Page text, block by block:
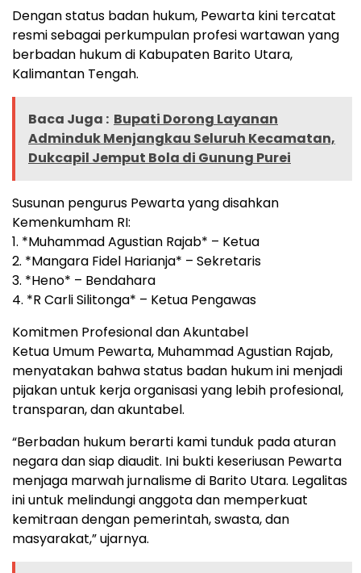
Dengan status badan hukum, Pewarta kini tercatat
resmi sebagai perkumpulan profesi wartawan yang
berbadan hukum di Kabupaten Barito Utara,
Kalimantan Tengah.
Baca Juga : Bupati Dorong Layanan
Adminduk Menjangkau Seluruh Kecamatan,
Dukcapil Jemput Bola di Gunung Purei
Susunan pengurus Pewarta yang disahkan
Kemenkumham RI:
1. *Muhammad Agustian Rajab* – Ketua
2. *Mangara Fidel Harianja* – Sekretaris
3. *Heno* – Bendahara
4. *R Carli Silitonga* – Ketua Pengawas
Komitmen Profesional dan Akuntabel
Ketua Umum Pewarta, Muhammad Agustian Rajab,
menyatakan bahwa status badan hukum ini menjadi
pijakan untuk kerja organisasi yang lebih profesional,
transparan, dan akuntabel.
“Berbadan hukum berarti kami tunduk pada aturan
negara dan siap diaudit. Ini bukti keseriusan Pewarta
menjaga marwah jurnalisme di Barito Utara. Legalitas
ini untuk melindungi anggota dan memperkuat
kemitraan dengan pemerintah, swasta, dan
masyarakat,” ujarnya.